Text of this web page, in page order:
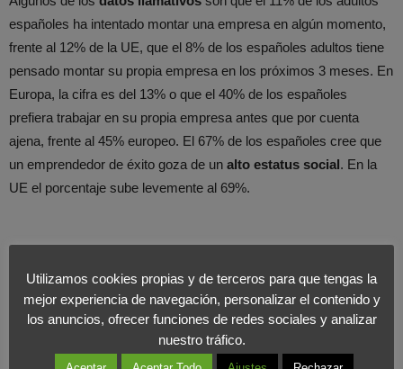
españoles ha intentado montar una empresa en algún momento,
frente al 12% de la UE, que el 8% de los españoles adultos tiene
pensado montar su propia empresa en los próximos 3 meses. En
Europa, la cifra es del 13% o que el 40% de los españoles
prefiera trabajar en su propia empresa antes que por cuenta
ajena, frente al 45% europeo. El 67% de los españoles cree que
un emprendedor de éxito goza de un alto estatus social. En la
UE el porcentaje sube levemente al 69%.
inmensa mayoría de iniciativas empresariales es lafalta de
crédito. DesdeForomarketingcompartimos la opinión de Bill
Aulet, Director del Centro de Emprendedores del MIT: “Aquí faltan
modelos de emprendedores y mejor tolerancia al fracaso en los
Utilizamos cookies propias y de terceros para que tengas la
mejor experiencia de navegación, personalizar el contenido y
los anuncios, ofrecer funciones de redes sociales y analizar
nuestro tráfico.